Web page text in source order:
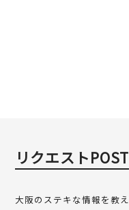
リクエストPOST
大阪のステキな情報を教